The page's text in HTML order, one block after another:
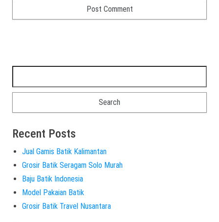
Recent Posts
Jual Gamis Batik Kalimantan
Grosir Batik Seragam Solo Murah
Baju Batik Indonesia
Model Pakaian Batik
Grosir Batik Travel Nusantara